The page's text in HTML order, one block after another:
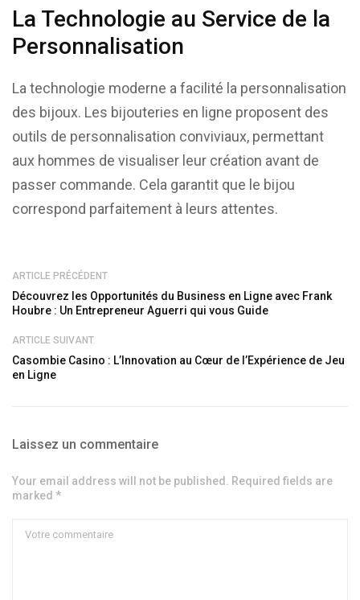
La Technologie au Service de la
Personnalisation
La technologie moderne a facilité la personnalisation
des bijoux. Les bijouteries en ligne proposent des
outils de personnalisation conviviaux, permettant
aux hommes de visualiser leur création avant de
passer commande. Cela garantit que le bijou
correspond parfaitement à leurs attentes.
ARTICLE PRÉCÉDENT
Découvrez les Opportunités du Business en Ligne avec Frank
Houbre : Un Entrepreneur Aguerri qui vous Guide
ARTICLE SUIVANT
Casombie Casino : L’Innovation au Cœur de l’Expérience de Jeu
en Ligne
Laissez un commentaire
Your email address will not be published. Required fields are
marked *